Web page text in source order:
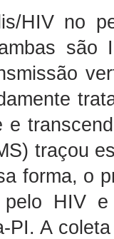
HIV no
são
e
traçou
forma, o
HIV e
PI. A